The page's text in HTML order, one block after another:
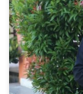
Innnalillahi wa
telah meninggal
Agustus […]